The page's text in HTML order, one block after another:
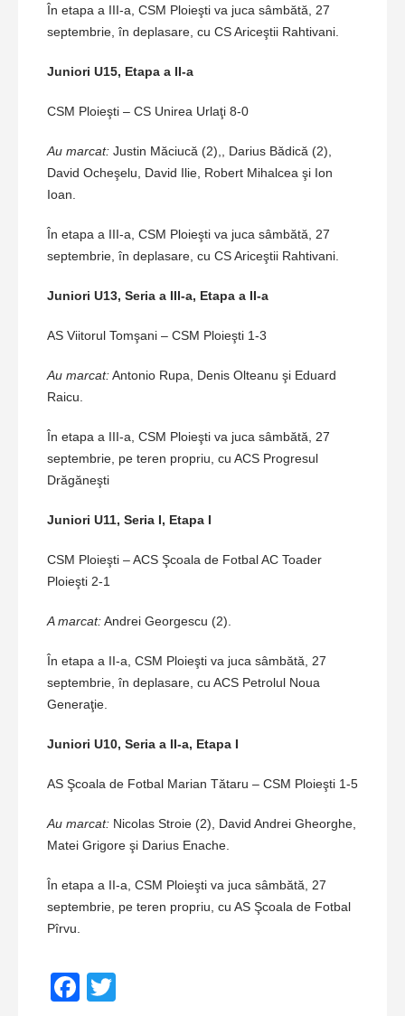
În etapa a III-a, CSM Ploieşti va juca sâmbătă, 27
septembrie, în deplasare, cu CS Ariceştii Rahtivani.
Juniori U15, Etapa a II-a
CSM Ploieşti – CS Unirea Urlaţi 8-0
Au marcat: Justin Măciucă (2),, Darius Bădică (2),
David Ocheşelu, David Ilie, Robert Mihalcea şi Ion
Ioan.
În etapa a III-a, CSM Ploieşti va juca sâmbătă, 27
septembrie, în deplasare, cu CS Ariceştii Rahtivani.
Juniori U13, Seria a III-a, Etapa a II-a
AS Viitorul Tomşani – CSM Ploieşti 1-3
Au marcat:Antonio Rupa, Denis Olteanu şi Eduard
Raicu.
În etapa a III-a, CSM Ploieşti va juca sâmbătă, 27
septembrie, pe teren propriu, cu ACS Progresul
Drăgăneşti
Juniori U11, Seria I, Etapa I
CSM Ploieşti – ACS Şcoala de Fotbal AC Toader
Ploieşti 2-1
A marcat:Andrei Georgescu (2).
În etapa a II-a, CSM Ploieşti va juca sâmbătă, 27
septembrie, în deplasare, cu ACS Petrolul Noua
Generaţie.
Juniori U10, Seria a II-a, Etapa I
AS Şcoala de Fotbal Marian Tătaru – CSM Ploieşti 1-5
Au marcat: Nicolas Stroie (2), David Andrei Gheorghe,
Matei Grigore şi Darius Enache.
În etapa a II-a, CSM Ploieşti va juca sâmbătă, 27
septembrie, pe teren propriu, cu AS Şcoala de Fotbal
Pîrvu.
Facebook